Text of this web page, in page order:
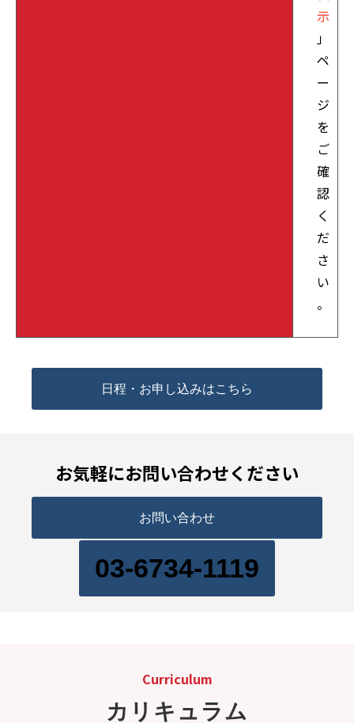
示
」
ペ
ー
ジ
を
ご
確
認
く
だ
さ
い
。
日程・お申し込みはこちら
お気軽にお問い合わせください
お問い合わせ
03-6734-1119
Curriculum
カリキュラム